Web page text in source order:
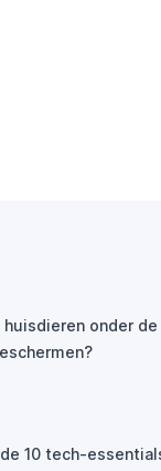
onder
10 tech-